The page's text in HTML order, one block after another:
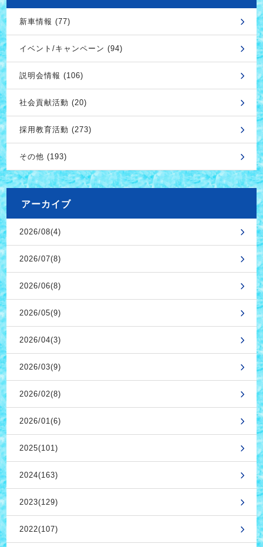
新車情報 (77)
イベント/キャンペーン (94)
説明会情報 (106)
社会貢献活動 (20)
採用教育活動 (273)
その他 (193)
アーカイブ
2026/08(4)
2026/07(8)
2026/06(8)
2026/05(9)
2026/04(3)
2026/03(9)
2026/02(8)
2026/01(6)
2025(101)
2024(163)
2023(129)
2022(107)